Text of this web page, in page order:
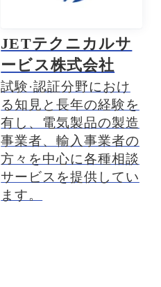
JETテクニカルサ
ービス株式会社
試験·認証分野におけ
る知見と長年の経験を
有し、電気製品の製造
事業者、輸入事業者の
方々を中心に各種相談
サービスを提供してい
ます。